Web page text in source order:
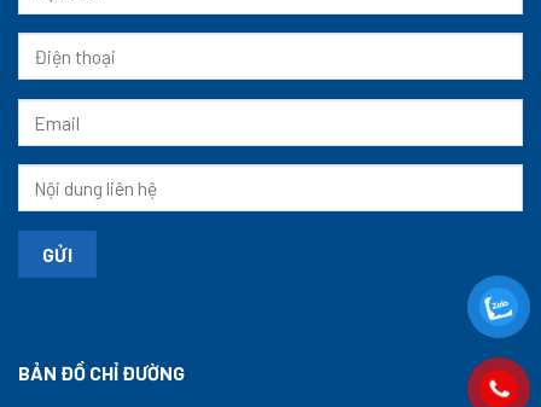
BẢN ĐỒ CHỈ ĐƯỜNG